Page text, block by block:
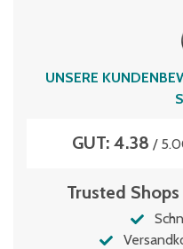
UNSERE
GUT: 4.38 /
Trusted